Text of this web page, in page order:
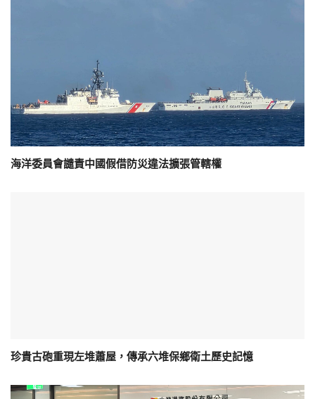
海洋委員會譴責中國假借防災違法擴張管轄權
珍貴古砲重現左堆蕭屋，傳承六堆保鄉衛土歷史記憶